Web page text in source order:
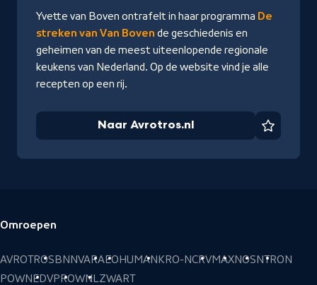
Yvette van Boven ontrafelt in haar programma De
streken van Van Boven de geschiedenis en
geheimen van de meest uiteenlopende regionale
keukens van Nederland. Op de website vind je alle
recepten op een rij.
Naar Avrotros.nl
Voettekst
Omroepen
AVROTROSBNNVARAEOHUMANKRO-NCRVMAXNOSNTRON
POWNEDVPROWNLZWART